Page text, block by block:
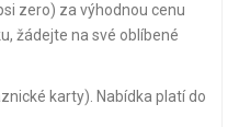
zero) za výhodnou cenu
žádejte na své oblíbené
karty). Nabídka platí do